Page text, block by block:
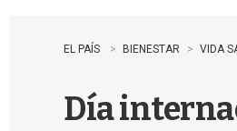
EL PAÍS BIENESTAR VIDA
Día